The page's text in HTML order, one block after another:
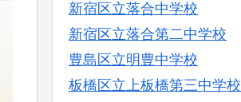
新宿区立落合中学校
新宿区立落合第二中学校
豊島区立明豊中学校
板橋区立上板橋第三中学校